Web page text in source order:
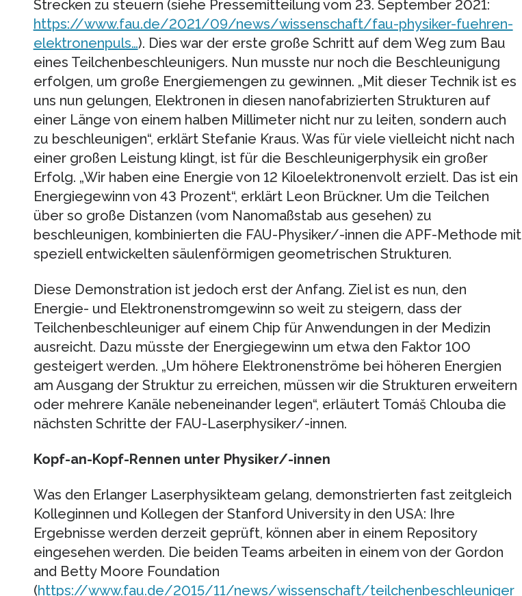
Strecken zu steuern (siehe Pressemitteilung vom 23. September 2021:
https://www.fau.de/2021/09/news/wissenschaft/fau-physiker-fuehren-
elektronenpuls…). Dies war der erste große Schritt auf dem Weg zum Bau
eines Teilchenbeschleunigers. Nun musste nur noch die Beschleunigung
erfolgen, um große Energiemengen zu gewinnen. „Mit dieser Technik ist es
uns nun gelungen, Elektronen in diesen nanofabrizierten Strukturen auf
einer Länge von einem halben Millimeter nicht nur zu leiten, sondern auch
zu beschleunigen“, erklärt Stefanie Kraus. Was für viele vielleicht nicht nach
einer großen Leistung klingt, ist für die Beschleunigerphysik ein großer
Erfolg. „Wir haben eine Energie von 12 Kiloelektronenvolt erzielt. Das ist ein
Energiegewinn von 43 Prozent“, erklärt Leon Brückner. Um die Teilchen
über so große Distanzen (vom Nanomaßstab aus gesehen) zu
beschleunigen, kombinierten die FAU-Physiker/-innen die APF-Methode mit
speziell entwickelten säulenförmigen geometrischen Strukturen.
Diese Demonstration ist jedoch erst der Anfang. Ziel ist es nun, den
Energie- und Elektronenstromgewinn so weit zu steigern, dass der
Teilchenbeschleuniger auf einem Chip für Anwendungen in der Medizin
ausreicht. Dazu müsste der Energiegewinn um etwa den Faktor 100
gesteigert werden. „Um höhere Elektronenströme bei höheren Energien
am Ausgang der Struktur zu erreichen, müssen wir die Strukturen erweitern
oder mehrere Kanäle nebeneinander legen“, erläutert Tomáš Chlouba die
nächsten Schritte der FAU-Laserphysiker/-innen.
Kopf-an-Kopf-Rennen unter Physiker/-innen
Was den Erlanger Laserphysikteam gelang, demonstrierten fast zeitgleich
Kolleginnen und Kollegen der Stanford University in den USA: Ihre
Ergebnisse werden derzeit geprüft, können aber in einem Repository
eingesehen werden. Die beiden Teams arbeiten in einem von der Gordon
and Betty Moore Foundation
(https://www.fau.de/2015/11/news/wissenschaft/teilchenbeschleuniger